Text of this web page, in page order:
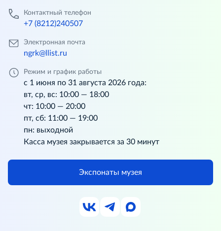
Контактный телефон
+7 (8212)240507
Электронная почта
ngrk@llist.ru
Режим и график работы
с 1 июня по 31 августа 2026 года:
вт, ср, вс: 10:00 — 18:00
чт: 10:00 — 20:00
пт, сб: 11:00 — 19:00
пн: выходной
Касса музея закрывается за 30 минут
Экспонаты музея